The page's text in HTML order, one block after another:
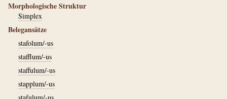
Morphologische Struktur
Simplex
Belegansätze
stafolum/-us
stafflum/-us
staffulum/-us
stapplum/-us